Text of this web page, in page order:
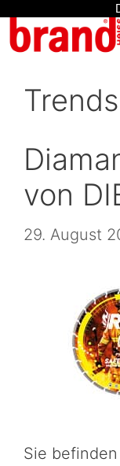
von
29. August
Sie